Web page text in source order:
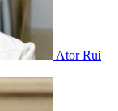
Ator Rui